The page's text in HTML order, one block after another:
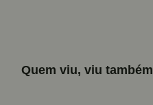
Quem viu, viu também